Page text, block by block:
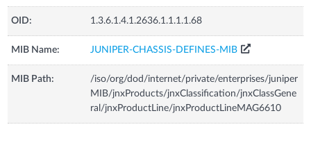
OID: 1.3.6.1.4.1.2636.1.1.1.1.68
MIB Name: JUNIPER-CHASSIS-DEFINES-MIB
MIB Path:
/iso/org/dod/internet/private/enterprises/juniper
MIB/jnxProducts/jnxClassification/jnxClassGene
ral/jnxProductLine/jnxProductLineMAG6610